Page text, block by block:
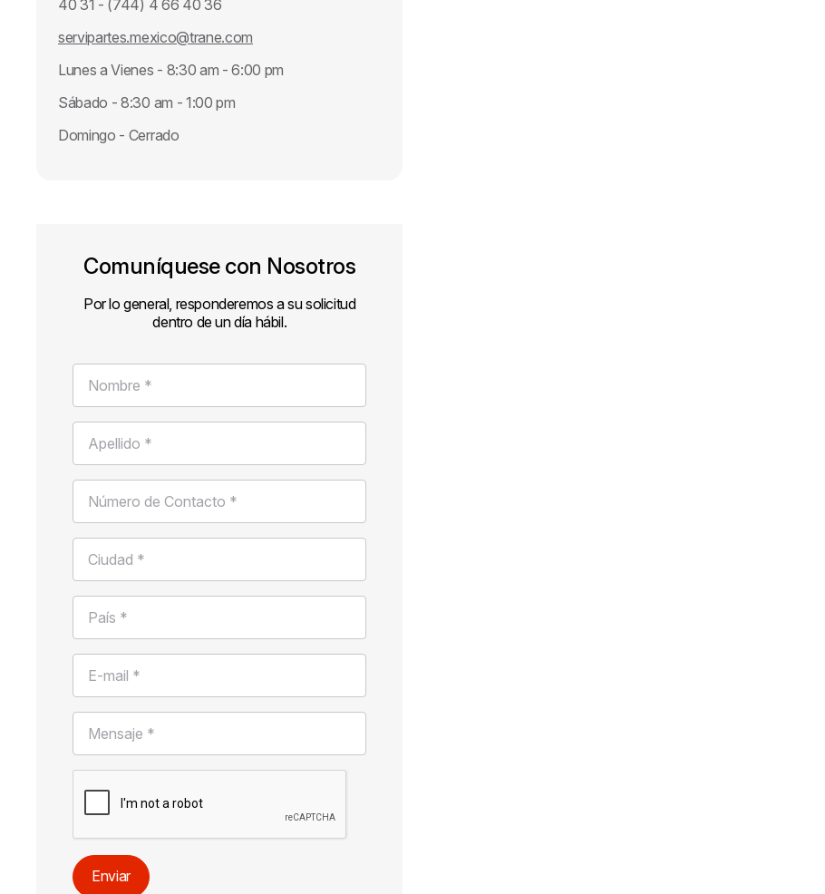
40 31 - (744) 4 66 40 36
servipartes.mexico@trane.com
Lunes a Vienes - 8:30 am - 6:00 pm
Sábado - 8:30 am - 1:00 pm
Domingo - Cerrado
Comuníquese con Nosotros
Por lo general, responderemos a su solicitud
dentro de un día hábil.
Enviar